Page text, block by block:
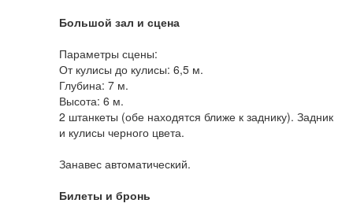
Большой зал и сцена
Параметры сцены:
От кулисы до кулисы: 6,5 м.
Глубина: 7 м.
Высота: 6 м.
2 штанкеты (обе находятся ближе к заднику). Задник
и кулисы черного цвета.
Занавес автоматический.
Билеты и бронь